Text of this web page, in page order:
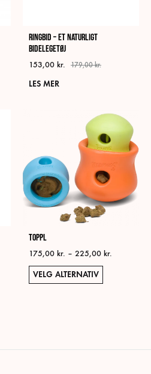
Ringbid – Et naturligt
bidelegetøj
153,00 kr. 179,00kr.
LES MER
Toppl
175,00 kr. – 225,00 kr.
VELG ALTERNATIV